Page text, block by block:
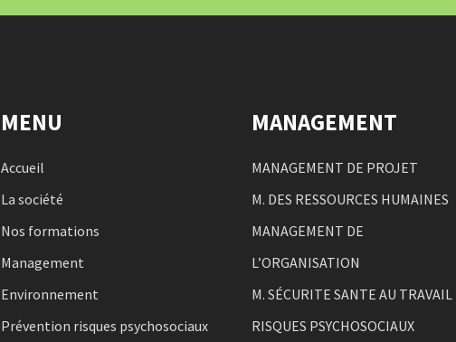
MENU
Accueil
La société
Nos formations
Management
Environnement
Prévention risques psychosociaux
MANAGEMENT
MANAGEMENT DE PROJET
M. DES RESSOURCES HUMAINES
MANAGEMENT DE
L’ORGANISATION
M. SÉCURITE SANTE AU TRAVAIL
RISQUES PSYCHOSOCIAUX